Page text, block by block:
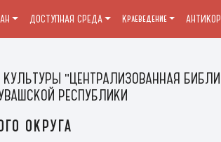
"ЦЕНТРАЛИЗОВАННАЯ
РЕСПУБЛИКИ
округа
ДОСТУПНАЯ СРЕДА Краеведение